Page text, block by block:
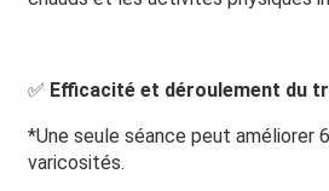
✅ Efficacité et déroulement du
*Une seule séance peut améliorer
varicosités.